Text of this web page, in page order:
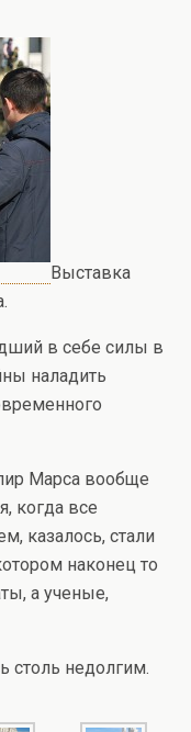
Выставка
в себе силы в
наладить
Марса вообще
когда все
казалось, стали
наконец то
а ученые,
столь недолгим.